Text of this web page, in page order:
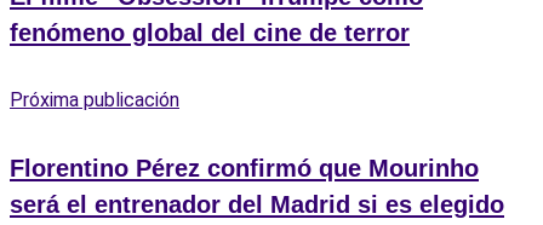
fenómeno global del cine de terror
Próxima publicación
Florentino Pérez confirmó que Mourinho
será el entrenador del Madrid si es elegido